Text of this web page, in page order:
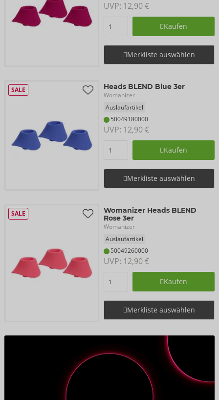
UVP: 12,90 €
Kaufen
Merkliste auswählen
SALE Heads BLEND Blue 3er
Womanizer
Auslaufartikel
50049180000
UVP: 12,90 €
Kaufen
Merkliste auswählen
SALE
Womanizer Heads BLEND
Rose 3er
Womanizer
Auslaufartikel
50049260000
UVP: 12,90 €
Kaufen
Merkliste auswählen